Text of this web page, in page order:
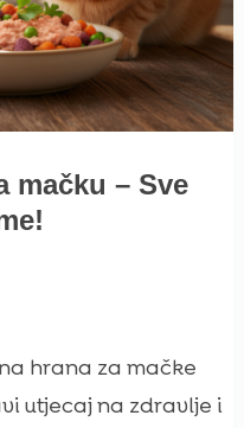
mačku – Sve
hrana za mačke
utjecaj na zdravlje i